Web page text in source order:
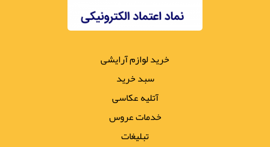
خرید لوازم آرایشی
سبد خرید
آتلیه عکاسی
خدمات عروس
تبلیغات